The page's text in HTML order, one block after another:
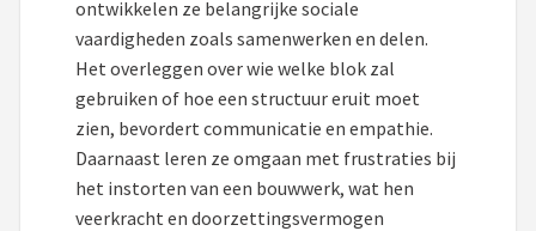
ontwikkelen ze belangrijke sociale
vaardigheden zoals samenwerken en delen.
Het overleggen over wie welke blok zal
gebruiken of hoe een structuur eruit moet
zien, bevordert communicatie en empathie.
Daarnaast leren ze omgaan met frustraties bij
het instorten van een bouwwerk, wat hen
veerkracht en doorzettingsvermogen